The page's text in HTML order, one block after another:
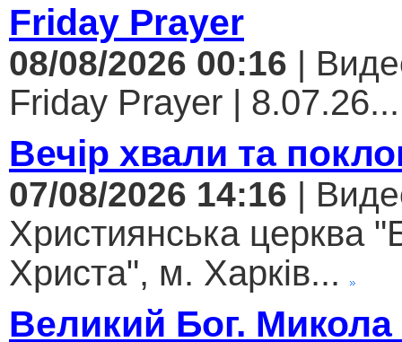
Friday Prayer
08/08/2026 00:16 |
Friday Prayer | 8.07.26...
Вечір хвали та
07/08/2026 14:16 |
Християнська церква
Христа", м. Харків...
Великий Бог. Микола